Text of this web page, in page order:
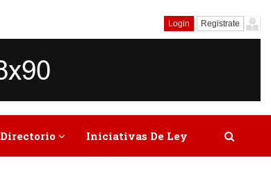
Login Registrate
Directorio Iniciativas De Ley